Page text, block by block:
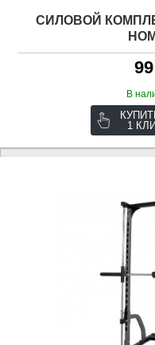
СИЛОВОЙ
В
1